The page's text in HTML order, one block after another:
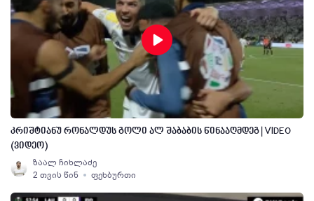
კრიშტიანუ რონალდუს გოლი ალ შაბაბის წინააღმდეგ | VIDEO
(ვიდეო)
ზაალ ჩიხლაძე
2 თვის წინ
ფეხბურთი